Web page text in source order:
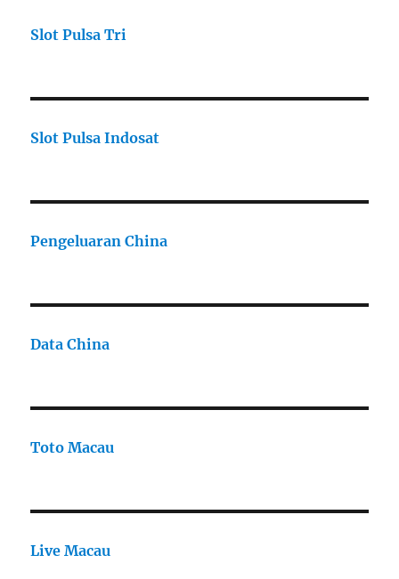
Slot Pulsa Tri
Slot Pulsa Indosat
Pengeluaran China
Data China
Toto Macau
Live Macau